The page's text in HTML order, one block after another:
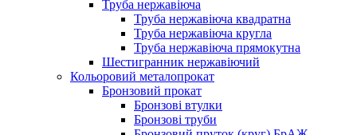
Труба нержавіюча
Труба нержавіюча квадратна
Труба нержавіюча кругла
Труба нержавіюча прямокутна
Шестигранник нержавіючий
Кольоровий металопрокат
Бронзовий прокат
Бронзові втулки
Бронзові труби